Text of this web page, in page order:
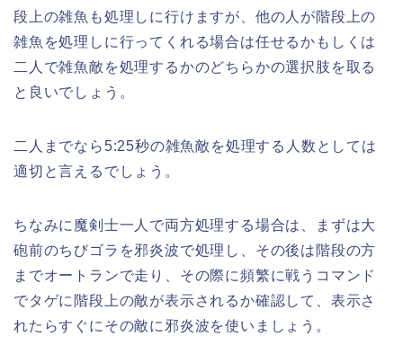
段上の雑魚も処理しに行けますが、他の人が階段上の
雑魚を処理しに行ってくれる場合は任せるかもしくは
二人で雑魚敵を処理するかのどちらかの選択肢を取る
と良いでしょう。
二人までなら5:25秒の雑魚敵を処理する人数としては
適切と言えるでしょう。
ちなみに魔剣士一人で両方処理する場合は、まずは大
砲前のちびゴラを邪炎波で処理し、その後は階段の方
までオートランで走り、その際に頻繁に戦うコマンド
でタゲに階段上の敵が表示されるか確認して、表示さ
れたらすぐにその敵に邪炎波を使いましょう。